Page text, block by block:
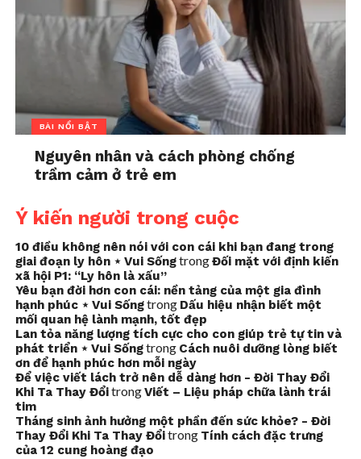
BÀI NỔI BẬT
Nguyên nhân và cách phòng chống
trầm cảm ở trẻ em
Ý kiến người trong cuộc
10 điều không nên nói với con cái khi bạn đang trong
giai đoạn ly hôn ⋆ Vui SốngtrongĐối mặt với định kiến
xã hội P1: “Ly hôn là xấu”
Yêu bạn đời hơn con cái: nền tảng của một gia đình
hạnh phúc ⋆ Vui Sốngtrong Dấu hiệu nhận biết một
mối quan hệ lành mạnh, tốt đẹp
Lan tỏa năng lượng tích cực cho con giúp trẻ tự tin và
phát triển ⋆ Vui Sốngtrong Cách nuôi dưỡng lòng biết
ơn để hạnh phúc hơn mỗi ngày
Để việc viết lách trở nên dễ dàng hơn - Đời Thay Đổi
Khi Ta Thay ĐổitrongViết – Liệu pháp chữa lành trái
tim
Tháng sinh ảnh hưởng một phần đến sức khỏe? - Đời
Thay Đổi Khi Ta Thay Đổitrong Tính cách đặc trưng
của 12 cung hoàng đạo